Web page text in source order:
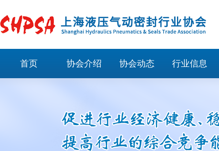
首页 协会介绍 协会动态 行业信息